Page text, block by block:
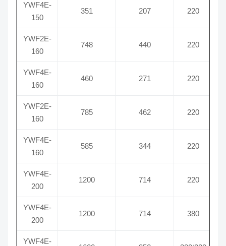
YWF4E-
150
351 207 220
YWF2E-
160
748 440 220
YWF4E-
160
460 271 220
YWF2E-
160
785 462 220
YWF4E-
160
585 344 220
YWF4E-
200
1200 714 220
YWF4E-
200
1200 714 380
YWF4E-